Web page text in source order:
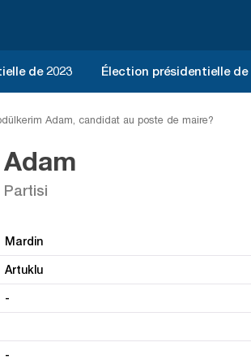
de 2023 Élection présidentielle de
Adam, candidat au poste de maire?
Partisi
Mardin
Artuklu
-
-